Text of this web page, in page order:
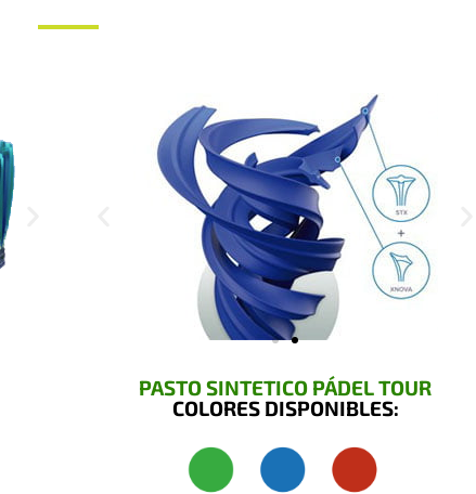
PASTO SINTETICO PÁDEL TOUR
COLORES DISPONIBLES: